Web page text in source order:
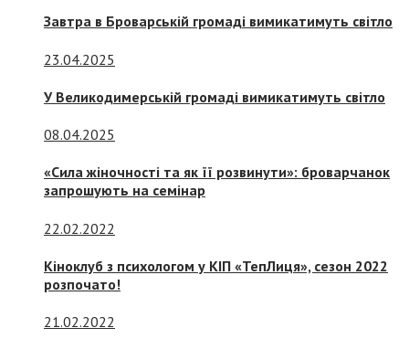
Завтра в Броварській громаді вимикатимуть світло
23.04.2025
У Великодимерській громаді вимикатимуть світло
08.04.2025
«Сила жіночності та як її розвинути»: броварчанок
запрошують на семінар
22.02.2022
Кіноклуб з психологом у КІП «ТепЛиця», сезон 2022
розпочато!
21.02.2022